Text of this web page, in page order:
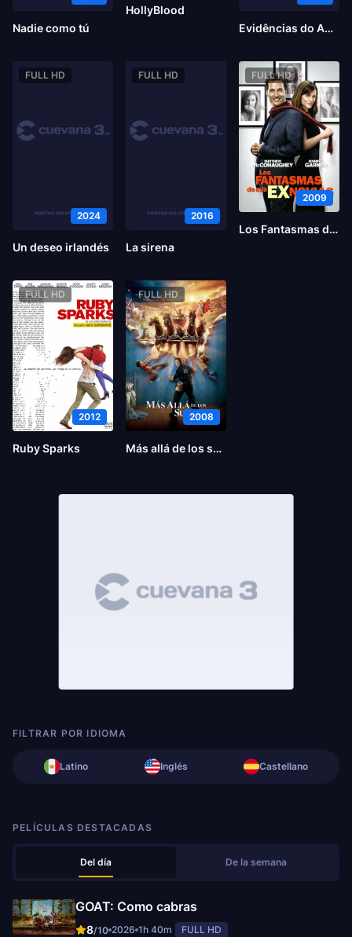
Nadie como tú
HollyBlood
Evidências do Amor
FULL HD
2024
Un deseo irlandés
FULL HD
2016
La sirena
FULL HD
2009
Los Fantasmas de mis Ex
FULL HD
2012
Ruby Sparks
FULL HD
2008
Más allá de los sueños
FILTRAR POR IDIOMA
Latino Inglés Castellano
PELÍCULAS DESTACADAS
Del día De la semana
GOAT: Como cabras
8/10 2026 1h 40m FULL HD